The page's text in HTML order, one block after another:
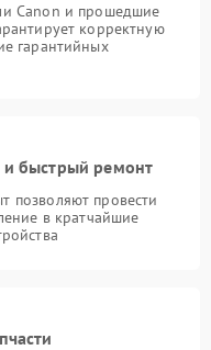
Canon и прошедшие
корректную
гарантийных
и быстрый ремонт
позволяют провести
в кратчайшие